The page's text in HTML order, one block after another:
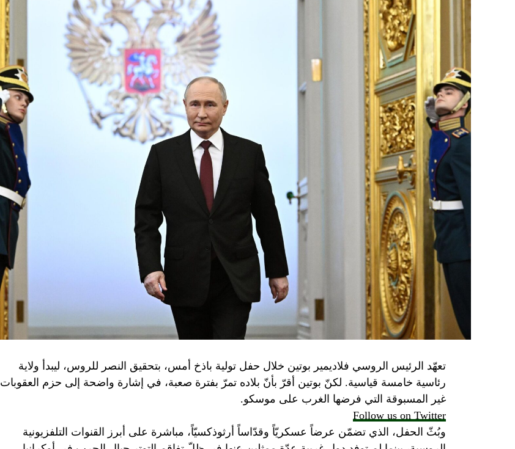
تعهّد الرئيس الروسي فلاديمير بوتين خلال حفل تولية باذخ أمس، بتحقيق النصر للروس، ليبدأ ولاية
رئاسية خامسة قياسية. لكنّ بوتين أقرّ بأنّ بلاده تمرّ بفترة صعبة، في إشارة واضحة إلى حزم العقوبات
غير المسبوقة التي فرضها الغرب على موسكو.
Follow us on Twitter
وبُثّ الحفل، الذي تضمّن عرضاً عسكريّاً وقدّاساً أرثوذكسيّاً، مباشرة على أبرز القنوات التلفزيونية